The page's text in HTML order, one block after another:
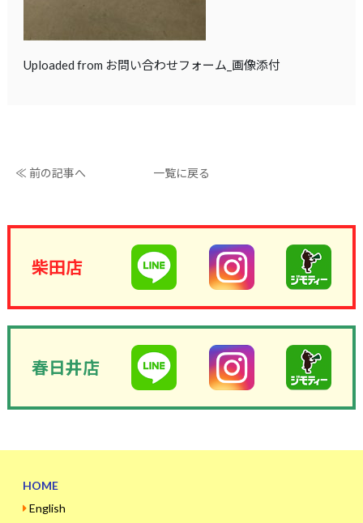
Uploaded from お問い合わせフォーム_画像添付
≪ 前の記事へ 一覧に戻る
柴田店
春日井店
HOME
English